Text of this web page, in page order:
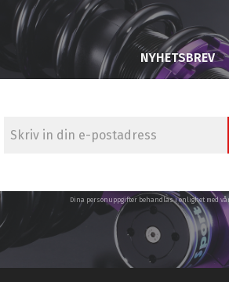
NYHETSBREV
Dina personuppgifter behandlas i enlighet med